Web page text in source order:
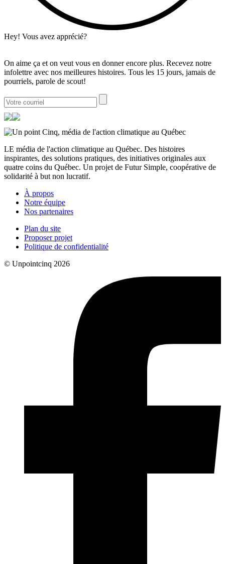
Hey! Vous avez apprécié?
On aime ça et on veut vous en donner encore plus. Recevez notre
infolettre avec nos meilleures histoires. Tous les 15 jours, jamais de
pourriels, parole de scout!
LE média de l'action climatique au Québec. Des histoires
inspirantes, des solutions pratiques, des initiatives originales aux
quatre coins du Québec. Un projet de Futur Simple, coopérative de
solidarité à but non lucratif.
À propos
Notre équipe
Nos partenaires
Plan du site
Proposer projet
Politique de confidentialité
© Unpointcinq 2026